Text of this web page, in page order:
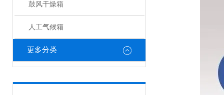
鼓风干燥箱
人工气候箱
更多分类